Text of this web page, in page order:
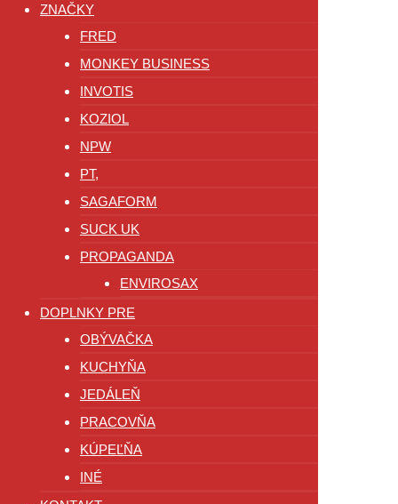
ZNAČKY
FRED
MONKEY BUSINESS
INVOTIS
KOZIOL
NPW
PT,
SAGAFORM
SUCK UK
PROPAGANDA
ENVIROSAX
DOPLNKY PRE
OBÝVAČKA
KUCHYŇA
JEDÁLEŇ
PRACOVŇA
KÚPEĽŇA
INÉ